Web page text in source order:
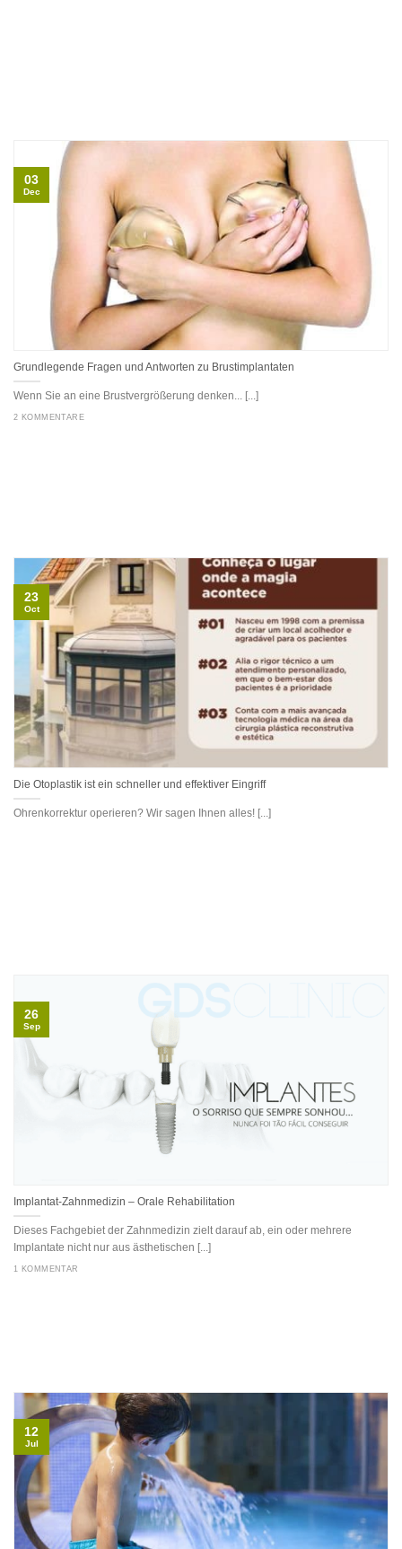
Grundlegende Fragen und Antworten zu Brustimplantaten
Wenn Sie an eine Brustvergrößerung denken... [...]
2 KOMMENTARE
03
Dec
Die Otoplastik ist ein schneller und effektiver Eingriff
Ohrenkorrektur operieren? Wir sagen Ihnen alles! [...]
23
Oct
Implantat-Zahnmedizin – Orale Rehabilitation
Dieses Fachgebiet der Zahnmedizin zielt darauf ab, ein oder mehrere
Implantate nicht nur aus ästhetischen [...]
1 KOMMENTAR
26
Sep
12
Jul